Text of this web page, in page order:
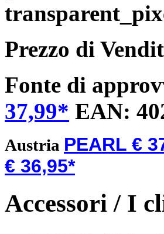
Prezzo di
Fonte di
37,99* EAN:
Austria PEARL €
€ 36,95*
Accessori / I